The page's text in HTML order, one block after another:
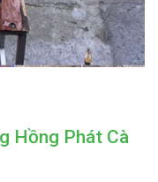
Hồng Phát Cà